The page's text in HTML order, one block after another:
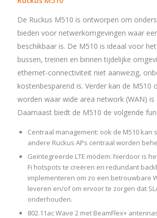
De Ruckus M510 is ontworpen om
bieden voor netwerkomgevingen waar
beschikbaar is. De M510 is ideaal voor
bussen, treinen en binnen tijdelijke
ethernet-connectiviteit niet aanwezig,
kostenbesparend is. Verder kan de M510
worden waar wide area network (WAN) is
Daarnaast biedt de M510 de volgende
Centraal management: ook de M510 kan
andere Ruckus APs centraal worden
Geïntegreerde LTE modem: hierdoor is
Fi hotspots te creëren en redundant
implementeren om zo een betrouwbare
leveren en/of om ervoor te zorgen dat
onderhouden.
802.11ac Wave 2 met BeamFlex+